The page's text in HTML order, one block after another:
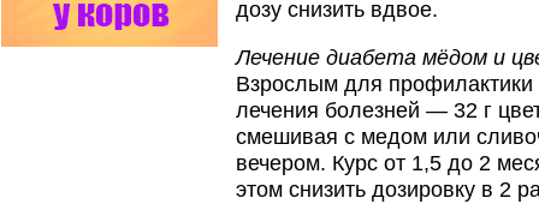
Проведя серию
экспериментов, учёные
выяснили, что медоносные
дозу снизить вдвое.
Лечение диабета мёдом и
Взрослым для профилактики
лечения болезней — 32 г
смешивая с медом или
вечером. Курс от 1,5 до 2
этом снизить дозировку в 2